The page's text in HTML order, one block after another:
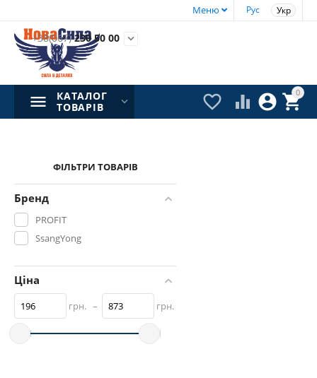
Рус Укр
Меню
+38(067)230 50 00 
0


 
КАТАЛОГ
ТОВАРІВ
ФІЛЬТРИ ТОВАРІВ
Бренд
PROFIT
SsangYong
Ціна
грн. – грн.